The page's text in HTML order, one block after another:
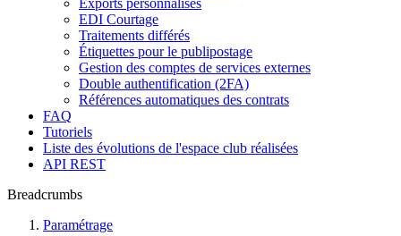
Exports personnalisés
EDI Courtage
Traitements différés
Étiquettes pour le publipostage
Gestion des comptes de services externes
Double authentification (2FA)
Références automatiques des contrats
FAQ
Tutoriels
Liste des évolutions de l'espace club réalisées
API REST
Breadcrumbs
Paramétrage